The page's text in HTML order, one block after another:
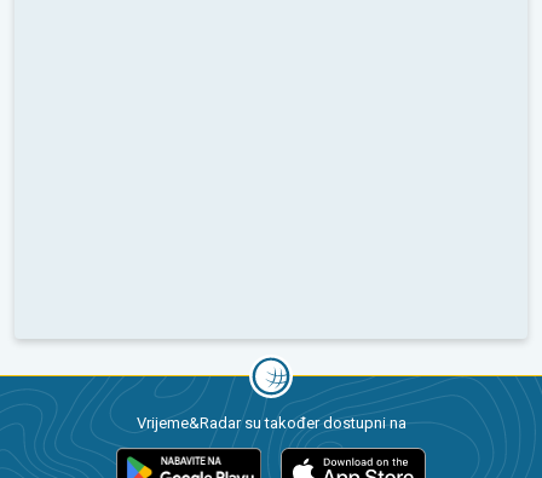
Vrijeme&Radar su također dostupni na